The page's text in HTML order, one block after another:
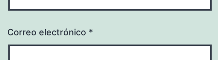
Correo electrónico *